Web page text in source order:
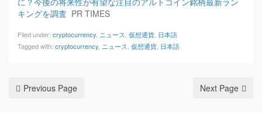
キングを調査 PR TIMES
Filed under: cryptocurrency ニュース 仮想通貨 日本語
Tagged with: cryptocurrency ニュース 仮想通貨 日本語
Previous Page Next Page